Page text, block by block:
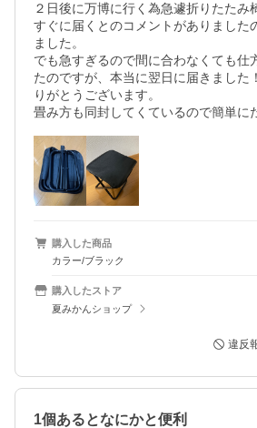
２日後に万博に行く為急遽折りたたみ
すぐに届くとのコメントがありました
ました。
でも急すぎるので間に合わなくても仕
たのですが、本当に翌日に届きました
りがとうございます。
畳み方も同封してくているので簡単に
購入した商品
カラー/ブラック
購入したストア
夏みかんショップ
違反
1個あるとなにかと便利